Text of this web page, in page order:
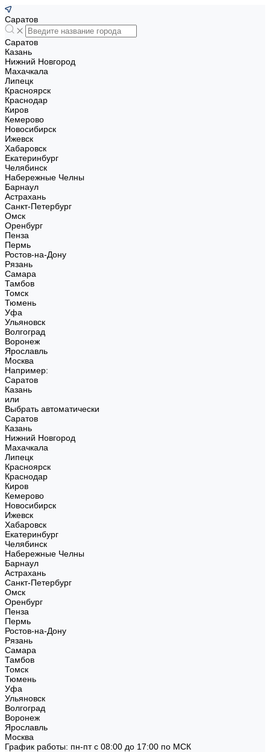
Саратов
Саратов
Казань
Нижний Новгород
Махачкала
Липецк
Красноярск
Краснодар
Киров
Кемерово
Новосибирск
Ижевск
Хабаровск
Екатеринбург
Челябинск
Набережные Челны
Барнаул
Астрахань
Санкт-Петербург
Омск
Оренбург
Пенза
Пермь
Ростов-на-Дону
Рязань
Самара
Тамбов
Томск
Тюмень
Уфа
Ульяновск
Волгоград
Воронеж
Ярославль
Москва
Например:
Саратов
Казань
или
Выбрать автоматически
Саратов
Казань
Нижний Новгород
Махачкала
Липецк
Красноярск
Краснодар
Киров
Кемерово
Новосибирск
Ижевск
Хабаровск
Екатеринбург
Челябинск
Набережные Челны
Барнаул
Астрахань
Санкт-Петербург
Омск
Оренбург
Пенза
Пермь
Ростов-на-Дону
Рязань
Самара
Тамбов
Томск
Тюмень
Уфа
Ульяновск
Волгоград
Воронеж
Ярославль
Москва
График работы: пн-пт с 08:00 до 17:00 по МСК